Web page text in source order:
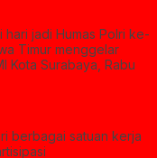
hari jadi Humas Polri ke-
Timur menggelar
Kota Surabaya, Rabu
berbagai satuan kerja